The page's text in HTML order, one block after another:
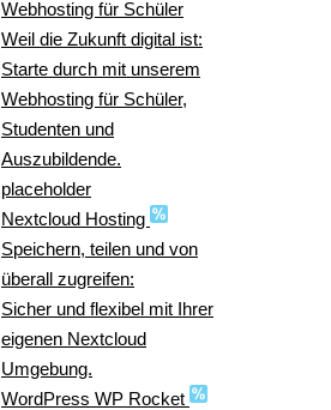
Webhosting für Schüler
Weil die Zukunft digital ist:
Starte durch mit unserem
Webhosting für Schüler,
Studenten und
Auszubildende.
placeholder
Nextcloud Hosting
Speichern, teilen und von
überall zugreifen:
Sicher und flexibel mit Ihrer
eigenen Nextcloud
Umgebung.
WordPress WP Rocket